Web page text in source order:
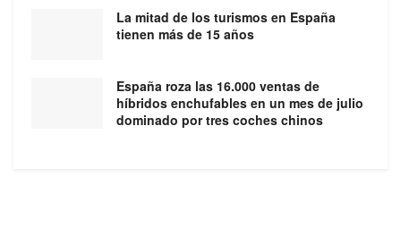
La mitad de los turismos en España
tienen más de 15 años
España roza las 16.000 ventas de
híbridos enchufables en un mes de julio
dominado por tres coches chinos